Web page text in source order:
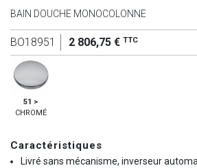
BAIN DOUCHE MONOCOLONNE
BO18951 2 806,75 € TTC
51 >
CHROMÉ
Caractéristiques
Livré sans mécanisme, inverseur